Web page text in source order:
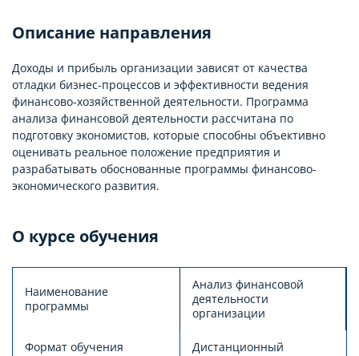
Описание направления
Доходы и прибыль организации зависят от качества
отладки бизнес-процессов и эффективности ведения
финансово-хозяйственной деятельности. Программа
анализа финансовой деятельности рассчитана по
подготовку экономистов, которые способны объективно
оценивать реальное положение предприятия и
разрабатывать обоснованные программы финансово-
экономического развития.
О курсе обучения
Наименование
программы
Анализ финансовой
деятельности
организации
Формат обучения Дистанционный